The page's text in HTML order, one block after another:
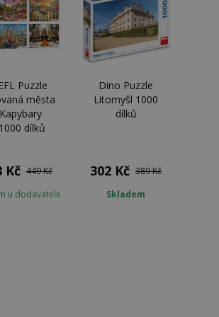
Puzzle
města
dílků
Kč 449 Kč
u dodavatele
Dino Puzzle
Litomyšl 1000
dílků
302 Kč 389 Kč
Skladem